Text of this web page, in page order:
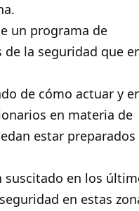
un programa de
la seguridad que
de cómo actuar y
en materia de
estar preparados
suscitado en los
en estas